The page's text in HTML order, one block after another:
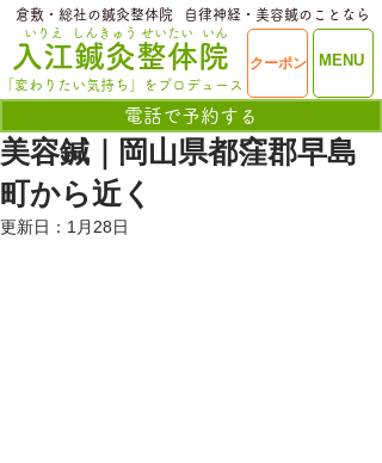
ME
​入江鍼灸整体院
いりえ
MENU
クーポン
電話で予約する
せいたい
しんきゅう いん
「変わりたい気持ち」をプロデュース
​倉敷・総社の鍼灸整体院 ​自律神経・美容鍼のことなら
美容鍼｜岡山県都窪郡早島
町から近く
更新日： 1月28日